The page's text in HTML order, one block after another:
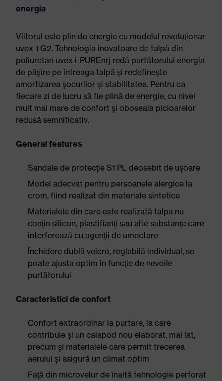
energia
Viitorul este plin de energie cu modelul revoluţionar
uvex 1 G2. Tehnologia inovatoare de talpă din
poliuretan uvex i-PUREnrj redă purtătorului energia
de păşire pe întreaga talpă şi redefineşte
amortizarea şocurilor şi stabilitatea. Pentru ca
fiecare zi de lucru să fie plină de energie, cu nivel
mult mai mare de confort şi oboseala picioarelor
redusă semnificativ.
General features
Sandale de protecţie S1 PL deosebit de uşoare
Model adecvat pentru persoanele alergice la
crom, fiind realizat din materiale sintetice
Materialele din care este realizată talpa nu
conţin silicon, plastifianţi sau alte substanţe care
interferează cu agenţii de umectare
Închidere dublă velcro, reglabilă individual, se
poate ajusta optim în funcţie de nevoile
purtătorului
Caracteristici de confort
Confort extraordinar la purtare, la care
contribuie şi un calapod nou elaborat, mai lat,
precum şi materialele care permit trecerea
aerului şi asigură un climat optim
Faţă din microvelur de înaltă tehnologie perforat